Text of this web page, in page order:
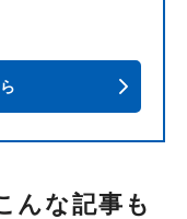
んな記事も